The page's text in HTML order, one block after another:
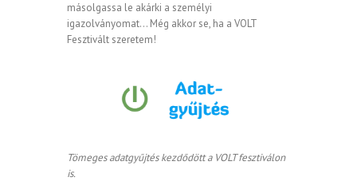
másolgassa le akárki a személyi
igazolványomat… Még akkor se, ha a VOLT
Fesztivált szeretem!
Tömeges adatgyűjtés kezdődött a VOLT fesztiválon
is.